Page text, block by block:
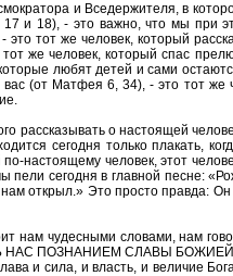
и Вседержителя, в
и 18), - это важно, что мы при
это тот же человек, который
же человек, который спас
любят детей и сами
(от Матфея 6, 34), - это тот
рассказывать о настоящей
сегодня только плакать,
настоящему человек, этот
сегодня в главной песне:
открыл.» Это просто правда:
нам чудесными словами, нам
НАС ПОЗНАНИЕМ СЛАВЫ
и сила, и власть, и величие